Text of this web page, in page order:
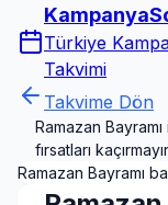
Türkiye
Takvimi
Takvime Dön
Ramazan
fırsatları
Ramazan Bayramı